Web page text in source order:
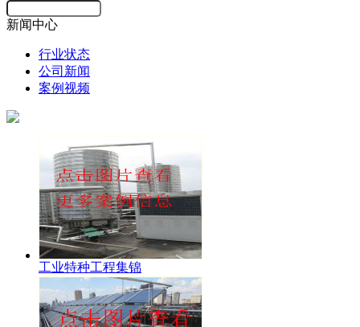
新闻中心
行业状态
公司新闻
案例视频
工业特种工程集锦